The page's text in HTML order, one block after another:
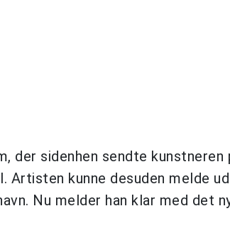
der sidenhen sendte kunstneren
kunne desuden melde
Nu melder han klar med det